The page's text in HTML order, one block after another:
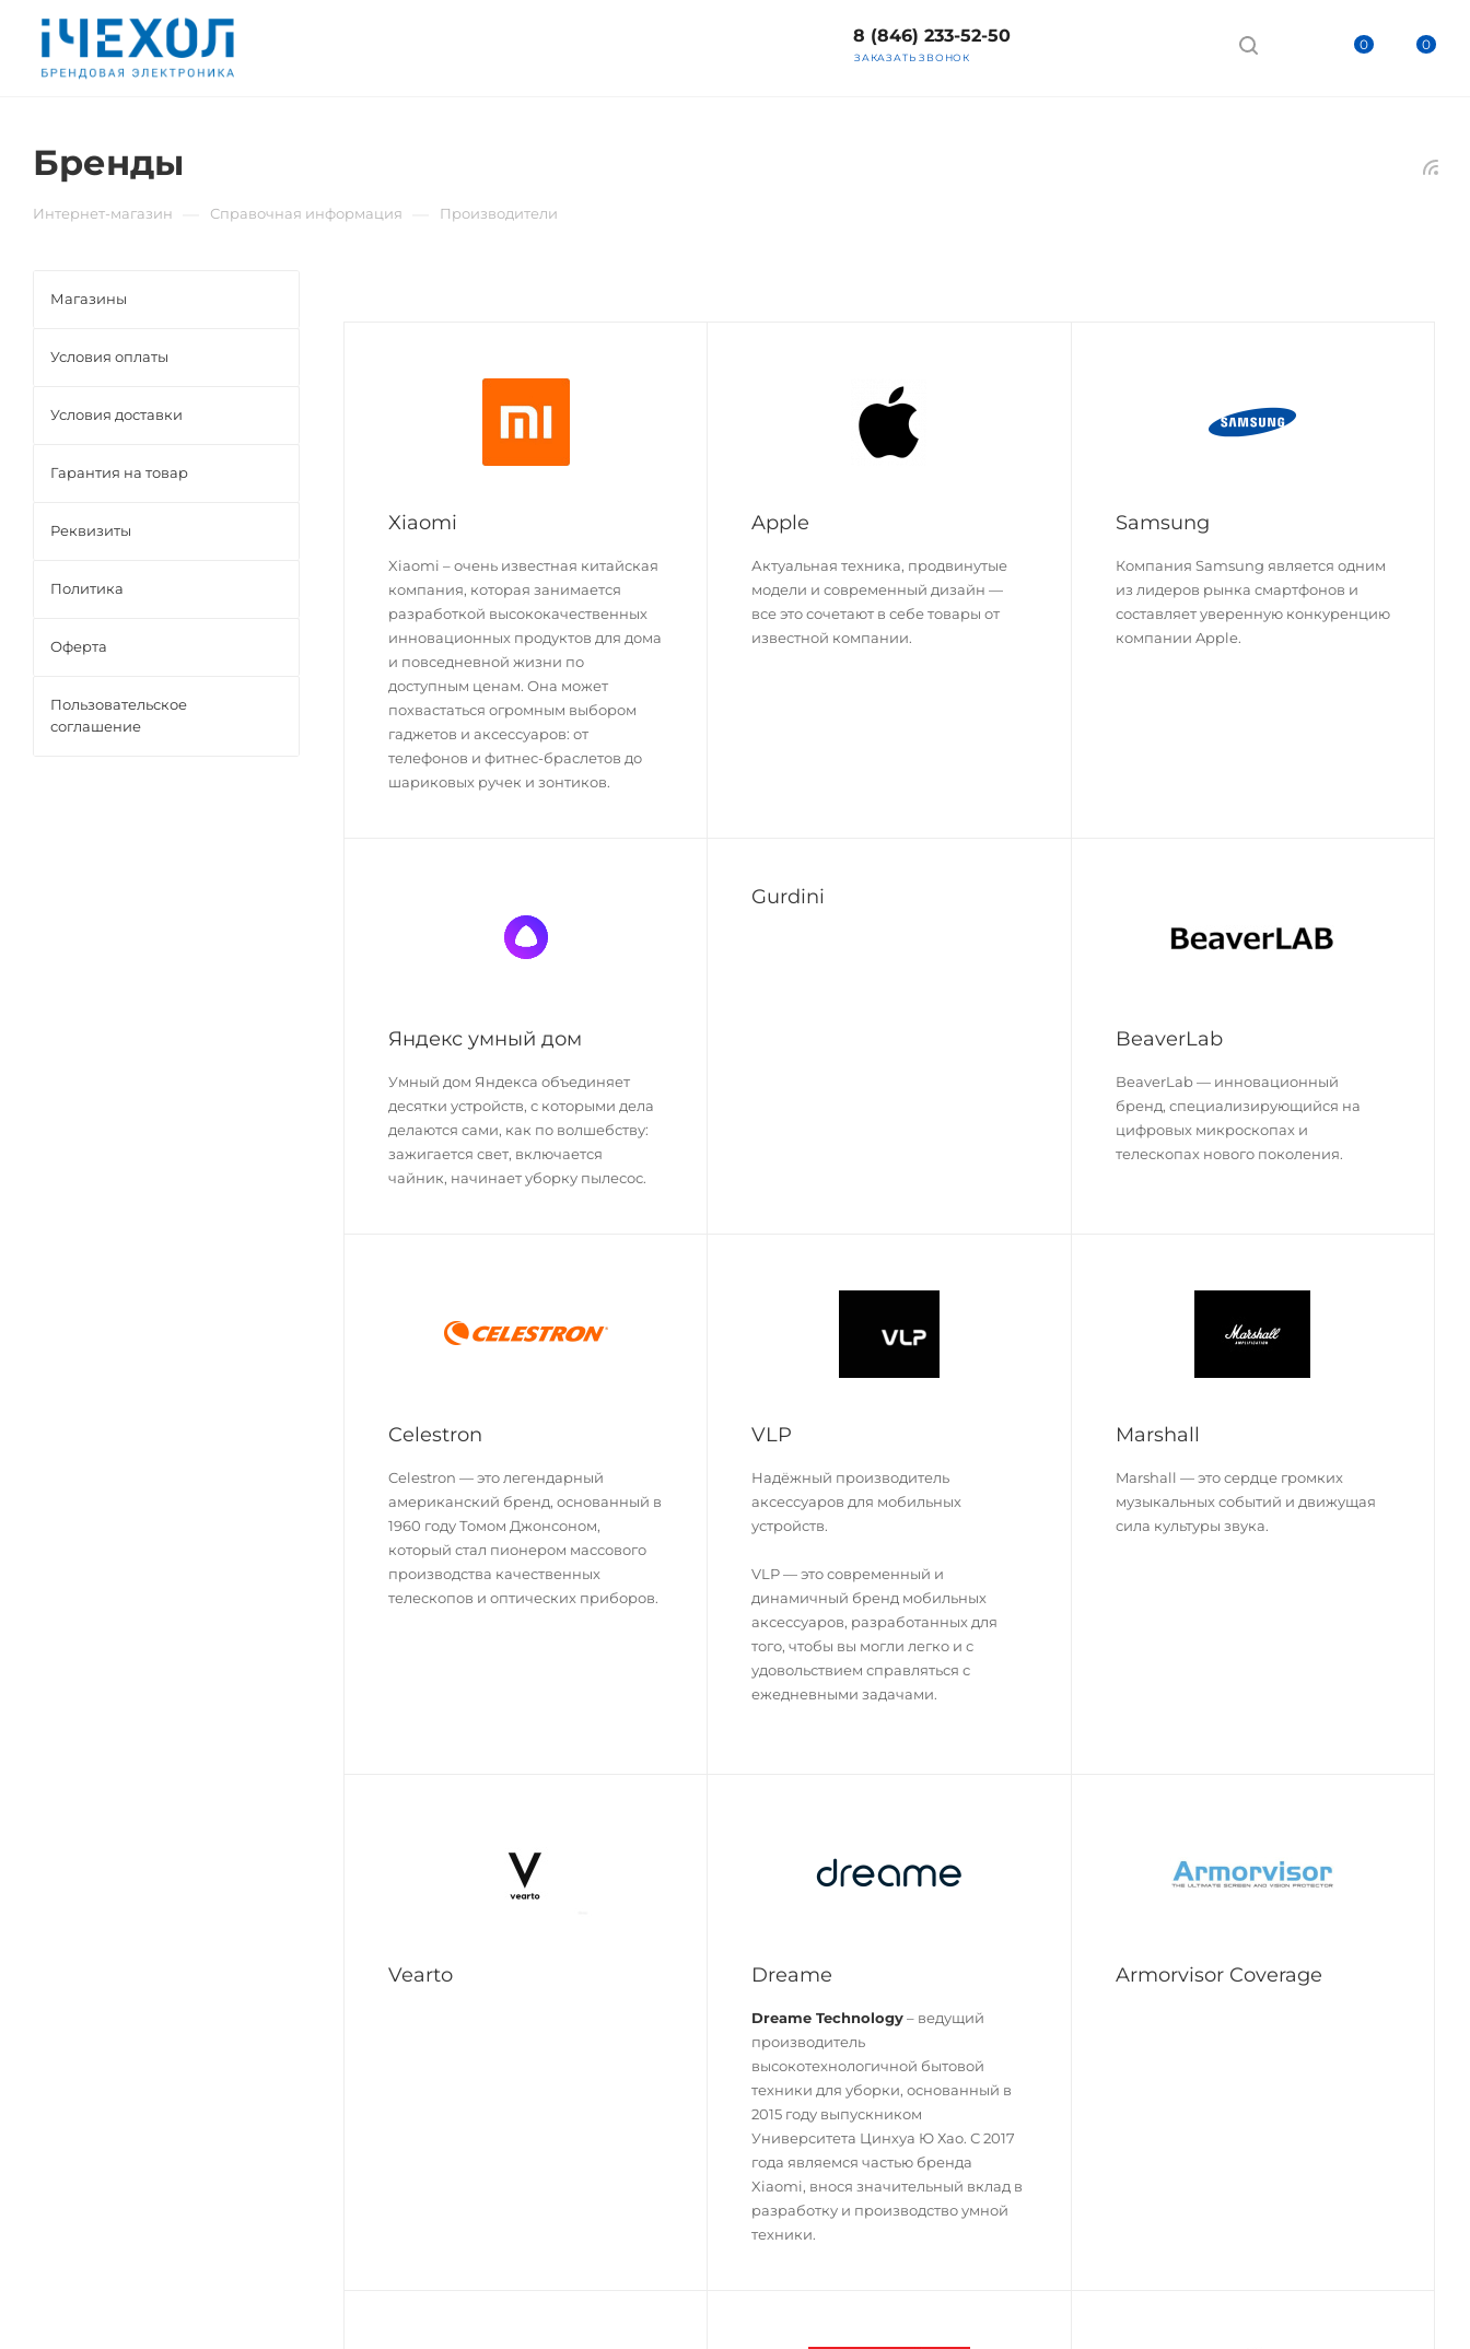
0 0
8 (846) 233-52-50
ЗАКАЗАТЬ ЗВОНОК
Бренды
Интернет-магазин Справочная информация Производители
Xiaomi
Xiaomi – очень известная китайская
компания, которая занимается
разработкой высококачественных
инновационных продуктов для дома
и повседневной жизни по
доступным ценам. Она может
похвастаться огромным выбором
гаджетов и аксессуаров: от
телефонов и фитнес-браслетов до
шариковых ручек и зонтиков.
Apple
Актуальная техника, продвинутые
модели и современный дизайн —
все это сочетают в себе товары от
известной компании.
Samsung
Компания Samsung является одним
из лидеров рынка смартфонов и
составляет уверенную конкуренцию
компании Apple.
Яндекс умный дом
Умный дом Яндекса объединяет
десятки устройств, с которыми дела
делаются сами, как по волшебству:
зажигается свет, включается
чайник, начинает уборку пылесос.
Gurdini
BeaverLab
BeaverLab — инновационный
бренд, специализирующийся на
цифровых микроскопах и
телескопах нового поколения.
Celestron
Celestron — это легендарный
американский бренд, основанный в
1960 году Томом Джонсоном,
который стал пионером массового
производства качественных
телескопов и оптических приборов.
VLP
Надёжный производитель
аксессуаров для мобильных
устройств.
VLP — это современный и
динамичный бренд мобильных
аксессуаров, разработанных для
того, чтобы вы могли легко и с
удовольствием справляться с
ежедневными задачами.
Marshall
Marshall — это сердце громких
музыкальных событий и движущая
сила культуры звука.
Vearto Dreame
Dreame Technology– ведущий
производитель
высокотехнологичной бытовой
техники для уборки, основанный в
2015 году выпускником
Университета Цинхуа Ю Хао. С 2017
года являемся частью бренда
Xiaomi, внося значительный вклад в
разработку и производство умной
техники.
Armorvisor Coverage
Магазины
Условия оплаты
Условия доставки
Гарантия на товар
Реквизиты
Политика
Оферта
Пользовательское
соглашение